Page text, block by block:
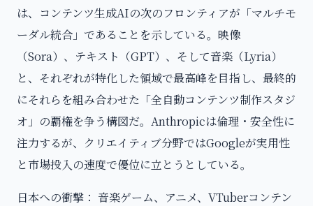
は、コンテンツ生成AIの次のフロンティアが「マルチモ
ーダル統合」であることを示している。映像
（Sora）、テキスト（GPT）、そして音楽（Lyria）
と、それぞれが特化した領域で最高峰を目指し、最終的
にそれらを組み合わせた「全自動コンテンツ制作スタジ
オ」の覇権を争う構図だ。Anthropicは倫理・安全性に
注力するが、クリエイティブ分野ではGoogleが実用性
と市場投入の速度で優位に立とうとしている。
日本への衝撃： 音楽ゲーム、アニメ、VTuberコンテン